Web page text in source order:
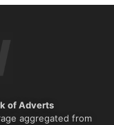
of Adverts
aggregated from